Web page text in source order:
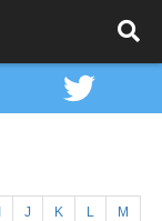
J K L M